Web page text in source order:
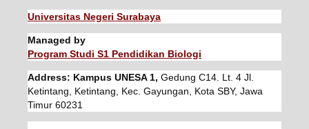
Universitas Negeri Surabaya
Managed by
Program Studi S1 Pendidikan Biologi
Address: Kampus UNESA 1, Gedung C14. Lt. 4 Jl.
Ketintang, Ketintang, Kec. Gayungan, Kota SBY, Jawa
Timur 60231